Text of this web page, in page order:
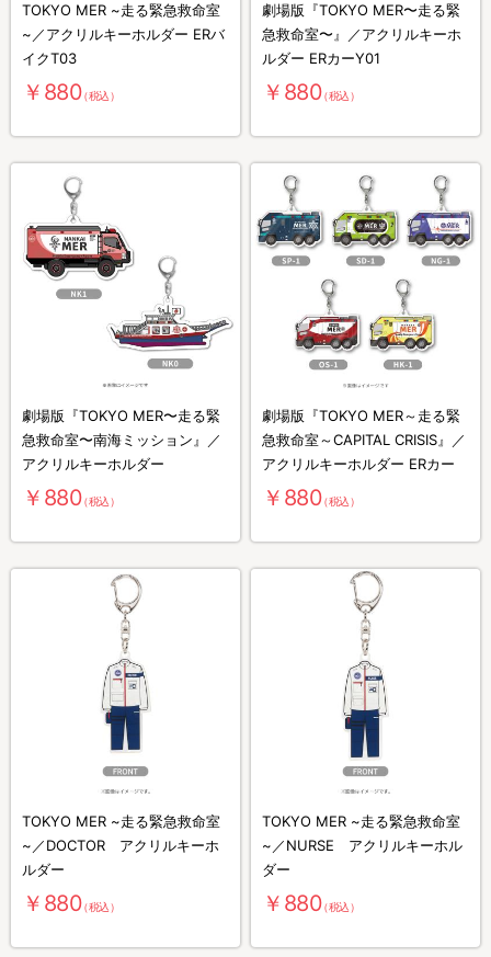
TOKYO MER ~走る緊急救命室
~／アクリルキーホルダー ERバ
イクT03
￥880（税込）
劇場版『TOKYO MER〜走る緊
急救命室〜』／アクリルキーホ
ルダー ERカーY01
￥880（税込）
劇場版『TOKYO MER〜走る緊
急救命室〜南海ミッション』／
アクリルキーホルダー
￥880（税込）
劇場版『TOKYO MER～走る緊
急救命室～CAPITAL CRISIS』／
アクリルキーホルダー ERカー
￥880（税込）
TOKYO MER ~走る緊急救命室
~／DOCTOR アクリルキーホ
ルダー
￥880（税込）
TOKYO MER ~走る緊急救命室
~／NURSE アクリルキーホル
ダー
￥880（税込）